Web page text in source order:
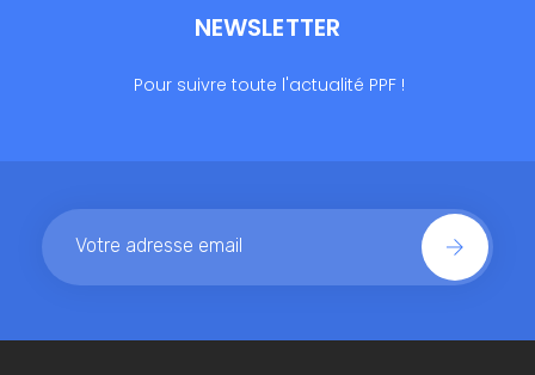
NEWSLETTER
Pour suivre toute l'actualité PPF !